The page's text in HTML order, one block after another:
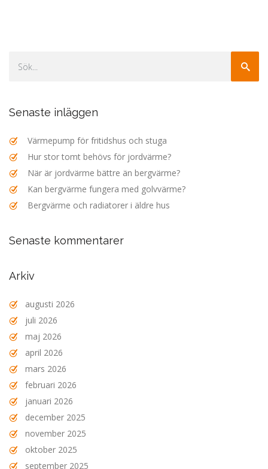
Senaste inläggen
Värmepump för fritidshus och stuga
Hur stor tomt behövs för jordvärme?
När är jordvärme bättre än bergvärme?
Kan bergvärme fungera med golvvärme?
Bergvärme och radiatorer i äldre hus
Senaste kommentarer
Arkiv
augusti 2026
juli 2026
maj 2026
april 2026
mars 2026
februari 2026
januari 2026
december 2025
november 2025
oktober 2025
september 2025